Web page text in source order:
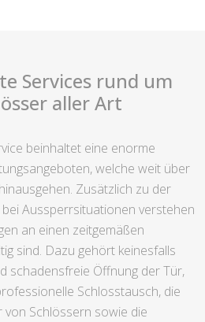
Services rund um
aller Art
beinhaltet eine enorme
welche weit über
Zusätzlich zu der
Aussperrsituationen verstehen
an einen zeitgemäßen
sind. Dazu gehört keinesfalls
schadensfreie Öffnung der Tür,
Schlosstausch, die
Schlössern sowie die